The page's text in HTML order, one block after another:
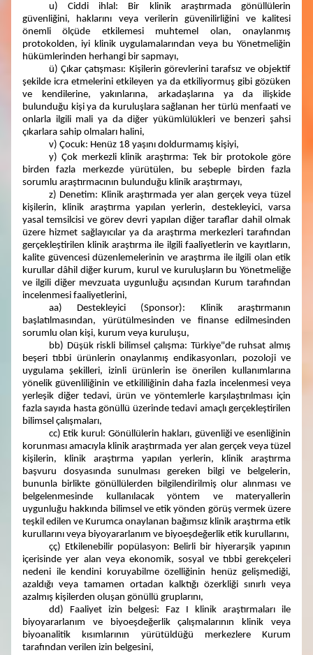
u) Ciddi ihlal: Bir klinik araştırmada gönüllülerin
güvenliğini, haklarını veya verilerin güvenilirliğini ve kalitesi
önemli ölçüde etkilemesi muhtemel olan, onaylanmış
protokolden, iyi klinik uygulamalarından veya bu Yönetmeliğin
hükümlerinden herhangi bir sapmayı,
ü) Çıkar çatışması: Kişilerin görevlerini tarafsız ve objektif
şekilde icra etmelerini etkileyen ya da etkiliyormuş gibi gözüken
ve kendilerine, yakınlarına, arkadaşlarına ya da ilişkide
bulunduğu kişi ya da kuruluşlara sağlanan her türlü menfaati ve
onlarla ilgili mali ya da diğer yükümlülükleri ve benzeri şahsi
çıkarlara sahip olmaları halini,
v) Çocuk: Henüz 18 yaşını doldurmamış kişiyi,
y) Çok merkezli klinik araştırma: Tek bir protokole göre
birden fazla merkezde yürütülen, bu sebeple birden fazla
sorumlu araştırmacının bulunduğu klinik araştırmayı,
z) Denetim: Klinik araştırmada yer alan gerçek veya tüzel
kişilerin, klinik araştırma yapılan yerlerin, destekleyici, varsa
yasal temsilcisi ve görev devri yapılan diğer taraflar dahil olmak
üzere hizmet sağlayıcılar ya da araştırma merkezleri tarafından
gerçekleştirilen klinik araştırma ile ilgili faaliyetlerin ve kayıtların,
kalite güvencesi düzenlemelerinin ve araştırma ile ilgili olan etik
kurullar dâhil diğer kurum, kurul ve kuruluşların bu Yönetmeliğe
ve ilgili diğer mevzuata uygunluğu açısından Kurum tarafından
incelenmesi faaliyetlerini,
aa) Destekleyici (Sponsor): Klinik araştırmanın
başlatılmasından, yürütülmesinden ve finanse edilmesinden
sorumlu olan kişi, kurum veya kuruluşu,
bb) Düşük riskli bilimsel çalışma: Türkiye"de ruhsat almış
beşeri tıbbi ürünlerin onaylanmış endikasyonları, pozoloji ve
uygulama şekilleri, izinli ürünlerin ise önerilen kullanımlarına
yönelik güvenliliğinin ve etkililiğinin daha fazla incelenmesi veya
yerleşik diğer tedavi, ürün ve yöntemlerle karşılaştırılması için
fazla sayıda hasta gönüllü üzerinde tedavi amaçlı gerçekleştirilen
bilimsel çalışmaları,
cc) Etik kurul: Gönüllülerin hakları, güvenliği ve esenliğinin
korunması amacıyla klinik araştırmada yer alan gerçek veya tüzel
kişilerin, klinik araştırma yapılan yerlerin, klinik araştırma
başvuru dosyasında sunulması gereken bilgi ve belgelerin,
bununla birlikte gönüllülerden bilgilendirilmiş olur alınması ve
belgelenmesinde kullanılacak yöntem ve materyallerin
uygunluğu hakkında bilimsel ve etik yönden görüş vermek üzere
teşkil edilen ve Kurumca onaylanan bağımsız klinik araştırma etik
kurullarını veya biyoyararlanım ve biyoeşdeğerlik etik kurullarını,
çç) Etkilenebilir popülasyon: Belirli bir hiyerarşik yapının
içerisinde yer alan veya ekonomik, sosyal ve tıbbi gerekçeleri
nedeni ile kendini koruyabilme özelliğinin henüz gelişmediği,
azaldığı veya tamamen ortadan kalktığı özerkliği sınırlı veya
azalmış kişilerden oluşan gönüllü gruplarını,
dd) Faaliyet izin belgesi: Faz I klinik araştırmaları ile
biyoyararlanım ve biyoeşdeğerlik çalışmalarının klinik veya
biyoanalitik kısımlarının yürütüldüğü merkezlere Kurum
tarafından verilen izin belgesini,